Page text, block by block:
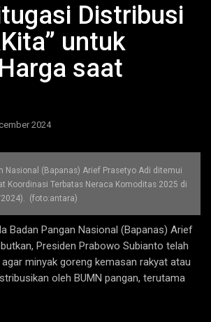
Distribusi
untuk
saat
2024
Nasional (Bapanas) Arief Prasetyo Adi ditemui
Koordinasi Terbatas Neraca Komoditas 2025 di
(foto:antara)
Badan Pangan Nasional (Bapanas) Arief
Presiden Prabowo Subianto telah
minyak goreng kemasan rakyat atau
oleh BUMN pangan, terutama